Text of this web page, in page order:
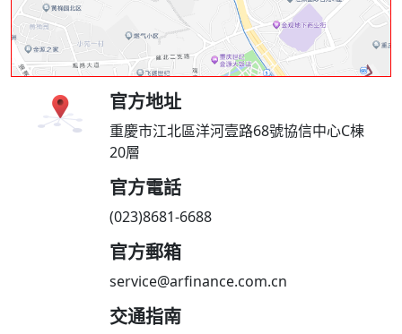
官方地址
重慶市江北區洋河壹路68號協信中心C棟
20層
官方電話
(023)8681-6688
官方郵箱
service@arfinance.com.cn
交通指南